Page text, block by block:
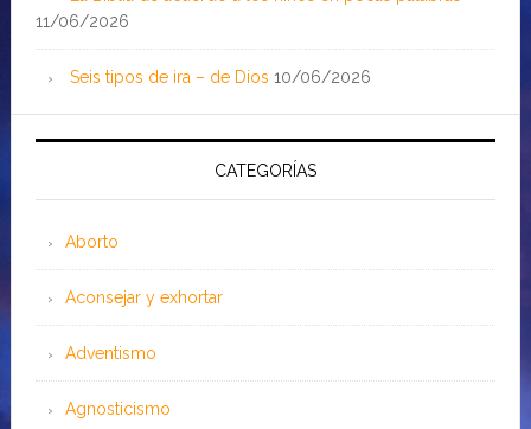
11/06/2026
Seis tipos de ira – de Dios 10/06/2026
CATEGORÍAS
Aborto
Aconsejar y exhortar
Adventismo
Agnosticismo